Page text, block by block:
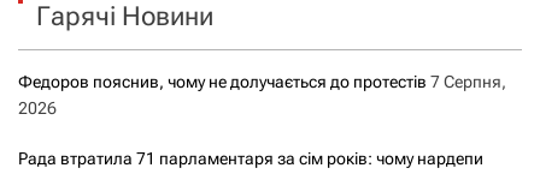
Гарячі Новини
Федоров пояснив, чому не долучається до протестів 7 Серпня,
2026
Рада втратила 71 парламентаря за сім років: чому нардепи